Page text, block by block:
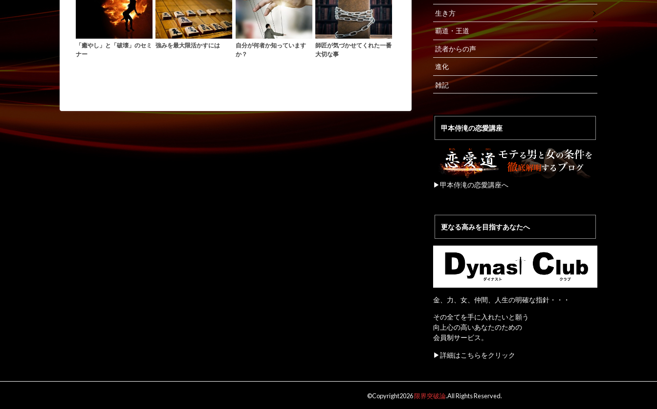
「癒やし」と「破壊」のセミ
ナー
強みを最大限活かすには
自分が何者か知っています
か？
師匠が気づかせてくれた一番
大切な事
生き方
覇道・王道
読者からの声
進化
雑記
甲本侍滝の恋愛講座
▶︎甲本侍滝の恋愛講座へ
更なる高みを目指すあなたへ
金、力、女、仲間、人生の明確な指針・・・
その全てを手に入れたいと願う
向上心の高いあなたのための
会員制サービス。
▶詳細はこちらをクリック
©Copyright2026限界突破論.All Rights Reserved.